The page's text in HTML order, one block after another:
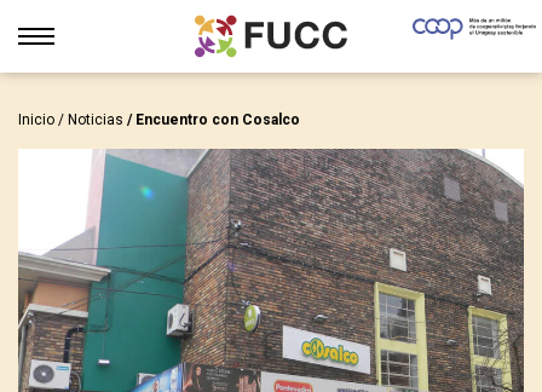
Inicio / Noticias / Encuentro con Cosalco